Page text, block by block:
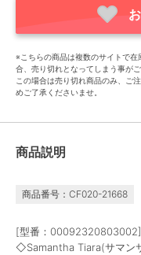
※こちらの商品は複数のサイトで
合、売り切れとなってしまう事がご
この場合は売り切れ商品のみ、ご
めご了承くださいませ。
商品説明
商品番号：CF020-21668
[型番：00092320803002]
◇Samantha Tiara(サマン